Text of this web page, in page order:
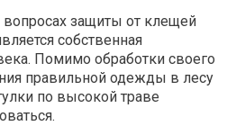
вопросах защиты от клещей
собственная
Помимо обработки своего
правильной одежды в лесу
по высокой траве